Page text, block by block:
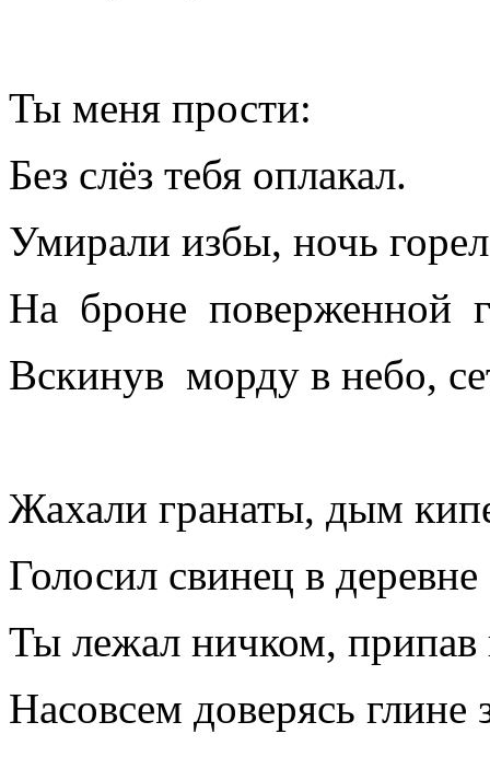
Ты меня прости:
Без слёз тебя оплакал.
Умирали избы, ночь
На броне поверженной
Вскинув морду в небо,
Жахали гранаты, дым
Голосил свинец в
Ты лежал ничком, припав
Насовсем доверясь глине